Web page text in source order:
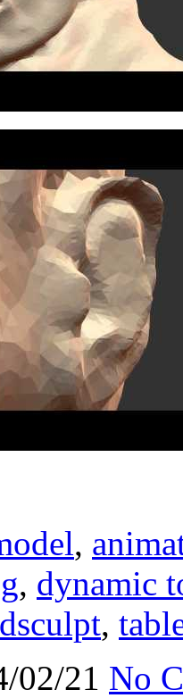
,
, dynamic
,
02/21 No